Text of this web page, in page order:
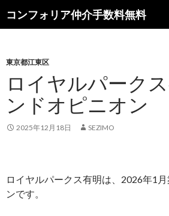
コンフォリア仲介手数料無料
索
ン
へ
ス
キ
ッ
東京都江東区
ロイヤルパーク
ンドオピニオン
2025年12月18日 SEZIMO
ロイヤルパークス有明は、2026年1
ンです。